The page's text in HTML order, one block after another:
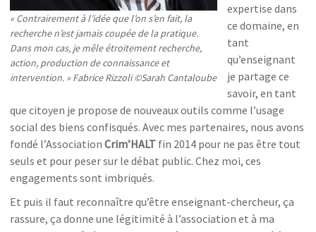
« Contrairement à l’idée que l’on s’en fait, la
recherche n’est jamais coupée de la pratique.
Dans mon cas, je mêle étroitement recherche,
action, production de connaissance et
intervention. » Fabrice Rizzoli ©Sarah Cantaloube
expertise dans
ce domaine, en
tant
qu’enseignant
je partage ce
savoir, en tant
que citoyen je propose de nouveaux outils comme l’usage
social des biens confisqués. Avec mes partenaires, nous avons
fondé l’AssociationCrim’HALT fin 2014 pour ne pas être tout
seuls et pour peser sur le débat public. Chez moi, ces
engagements sont imbriqués.
Et puis il faut reconnaître qu’être enseignant-chercheur, ça
rassure, ça donne une légitimité à l’association et à ma